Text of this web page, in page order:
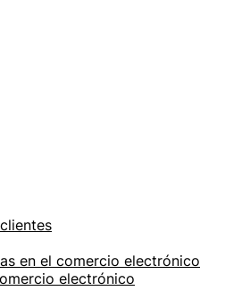
en el comercio electrónico
electrónico